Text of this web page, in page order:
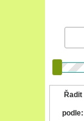
Řadit
podle: